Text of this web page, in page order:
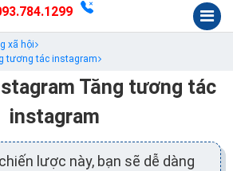
xã hội
tương tác instagram
Tăng tương tác
instagram
lược này, bạn sẽ dễ dàng